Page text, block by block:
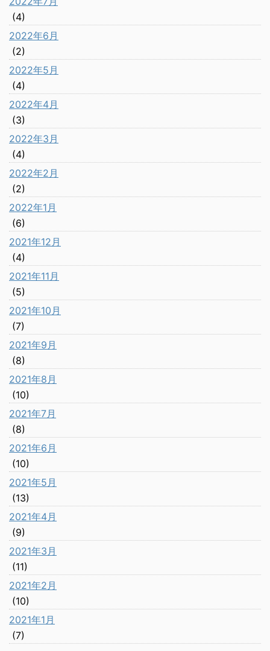
(4)
2022年6月
(2)
2022年5月
(4)
2022年4月
(3)
2022年3月
(4)
2022年2月
(2)
2022年1月
(6)
2021年12月
(4)
2021年11月
(5)
2021年10月
(7)
2021年9月
(8)
2021年8月
(10)
2021年7月
(8)
2021年6月
(10)
2021年5月
(13)
2021年4月
(9)
2021年3月
(11)
2021年2月
(10)
2021年1月
(7)